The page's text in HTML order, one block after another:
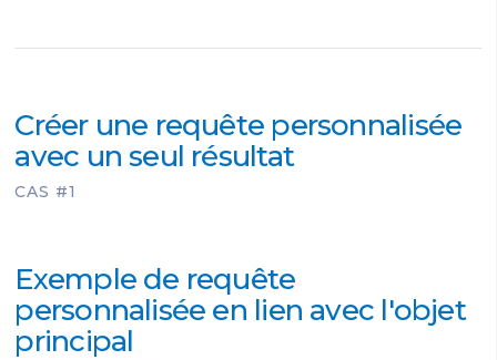
Créer une requête personnalisée
avec un seul résultat
CAS #1
Exemple de requête
personnalisée en lien avec l'objet
principal